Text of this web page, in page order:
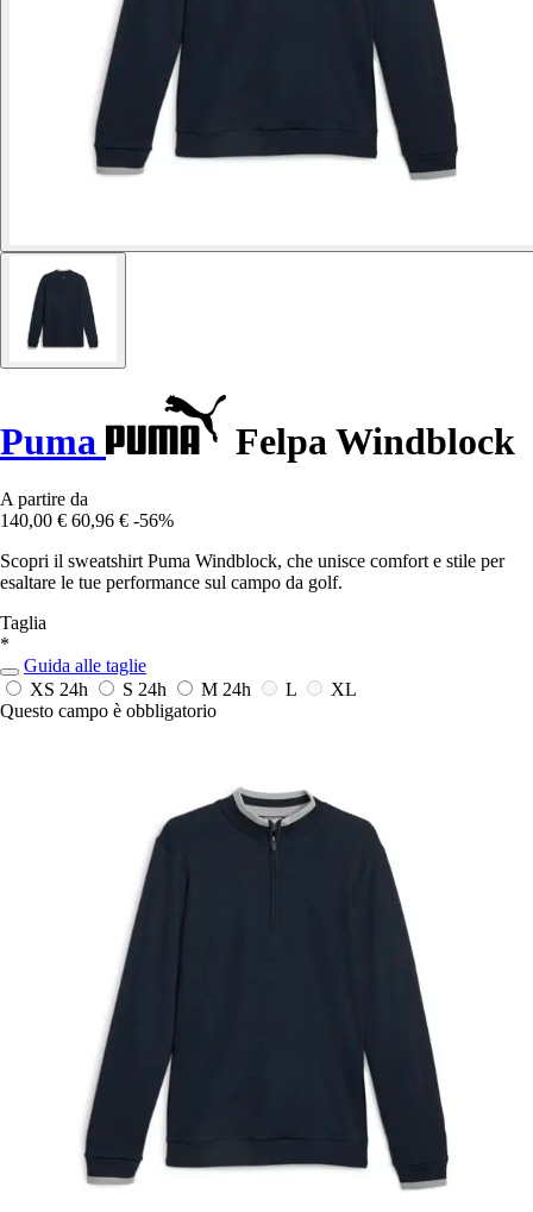
Puma Felpa Windblock
A partire da
140,00 € 60,96 € -56%
Scopri il sweatshirt Puma Windblock, che unisce comfort e stile per
esaltare le tue performance sul campo da golf.
Taglia
*
Guida alle taglie
XS 24h S 24h M 24h L
XL
Questo campo è obbligatorio